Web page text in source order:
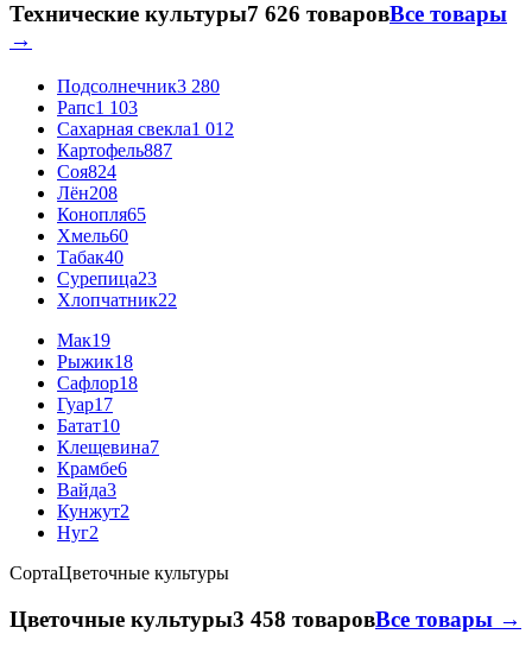
Технические культуры7 626 товаровВсе товары
→
Подсолнечник3 280
Рапс1 103
Сахарная свекла1 012
Картофель887
Соя824
Лён208
Конопля65
Хмель60
Табак40
Сурепица23
Хлопчатник22
Мак19
Рыжик18
Сафлор18
Гуар17
Батат10
Клещевина7
Крамбе6
Вайда3
Кунжут2
Нуг2
СортаЦветочные культуры
Цветочные культуры3 458 товаровВсе товары →